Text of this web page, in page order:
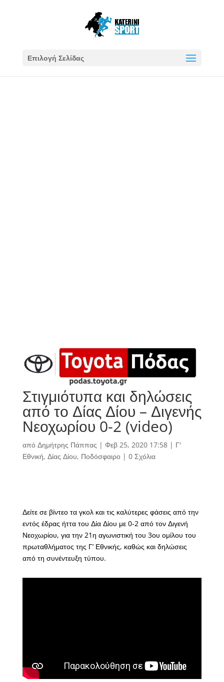
Επιλογή Σελίδας
Στιγμιότυπα και δηλώσεις
από το Δίας Δίου – Διγενής
Νεοχωρίου 0-2 (video)
από Δημήτρης Πάππας | Φεβ 25, 2020 17:58| Γ'
Εθνική, Δίας Δίου, Ποδόσφαιρο| 0 Σχόλια
Δείτε σε βίντεο τα γκολ και τις καλύτερες φάσεις από την
εντός έδρας ήττα του Δία Δίου με 0-2 από τον Διγενή
Νεοχωρίου, για την 21η αγωνιστική του 3ου ομίλου του
πρωταθλήματος της Γ’ Εθνικής, καθώς και δηλώσεις
από τη συνέντευξη τύπου.